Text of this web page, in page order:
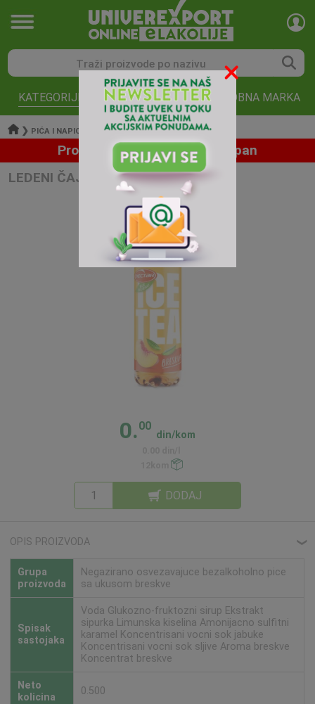
KATEGORIJE AKCIJE ROBNA MARKA
❯ PIĆA I NAPICI SOKOVI NAPICI I ❯LEDENI CAJ
Proizvod trenutno nije dostupan
LEDENI ČAJ NECTAR BRESKVA 0,5L
0.00
din/kom
DODAJ
OPIS PROIZVODA ❮
Grupa
proizvoda
Negazirano osvezavajuce bezalkoholno pice
sa ukusom breskve
Spisak
sastojaka
Voda Glukozno-fruktozni sirup Ekstrakt
sipurka Limunska kiselina Amonijacno sulfitni
karamel Koncentrisani vocni sok jabuke
Koncentrisani vocni sok sljive Aroma breskve
Koncentrat breskve
Neto
kolicina
0.500